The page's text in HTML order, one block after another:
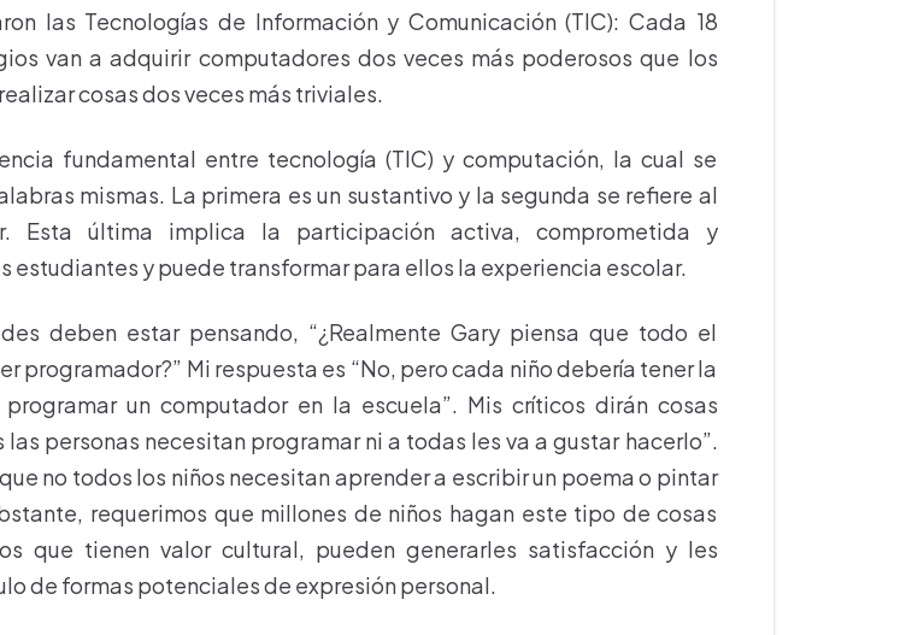
las Tecnologías de Información y Comunicación (TIC): Cada 18
van a adquirir computadores dos veces más poderosos que los
cosas dos veces más triviales.
fundamental entre tecnología (TIC) y computación, la cual se
mismas. La primera es un sustantivo y la segunda se refiere al
Esta última implica la participación activa, comprometida y
estudiantes y puede transformar para ellos la experiencia escolar.
deben estar pensando, “¿Realmente Gary piensa que todo el
programador?” Mi respuesta es “No, pero cada niño debería tener la
un computador en la escuela”. Mis críticos dirán cosas
las personas necesitan programar ni a todas les va a gustar hacerlo”.
no todos los niños necesitan aprender a escribir un poema o pintar
requerimos que millones de niños hagan este tipo de cosas
que tienen valor cultural, pueden generarles satisfacción y les
de formas potenciales de expresión personal.